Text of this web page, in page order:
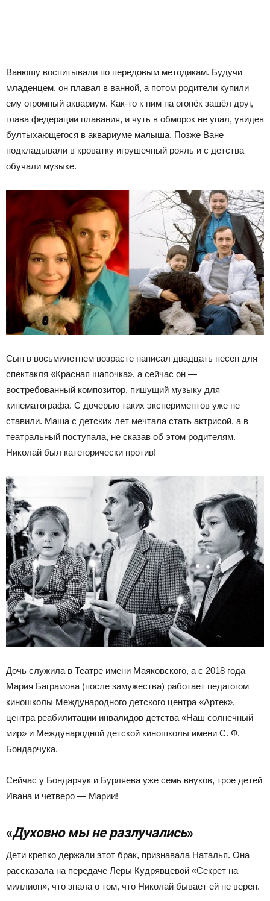
Ванюшу воспитывали по передовым методикам. Будучи
младенцем, он плавал в ванной, а потом родители купили
ему огромный аквариум. Как-то к ним на огонёк зашёл друг,
глава федерации плавания, и чуть в обморок не упал, увидев
бултыхающегося в аквариуме малыша. Позже Ване
подкладывали в кроватку игрушечный рояль и с детства
обучали музыке.
Сын в восьмилетнем возрасте написал двадцать песен для
спектакля «Красная шапочка», а сейчас он —
востребованный композитор, пишущий музыку для
кинематографа. С дочерью таких экспериментов уже не
ставили. Маша с детских лет мечтала стать актрисой, а в
театральный поступала, не сказав об этом родителям.
Николай был категорически против!
Дочь служила в Театре имени Маяковского, а с 2018 года
Мария Баграмова (после замужества) работает педагогом
киношколы Международного детского центра «Артек»,
центра реабилитации инвалидов детства «Наш солнечный
мир» и Международной детской киношколы имени С. Ф.
Бондарчука.
Сейчас у Бондарчук и Бурляева уже семь внуков, трое детей
Ивана и четверо — Марии!
«Духовно мы не разлучались»
Дети крепко держали этот брак, признавала Наталья. Она
рассказала на передаче Леры Кудрявцевой «Секрет на
миллион», что знала о том, что Николай бывает ей не верен.